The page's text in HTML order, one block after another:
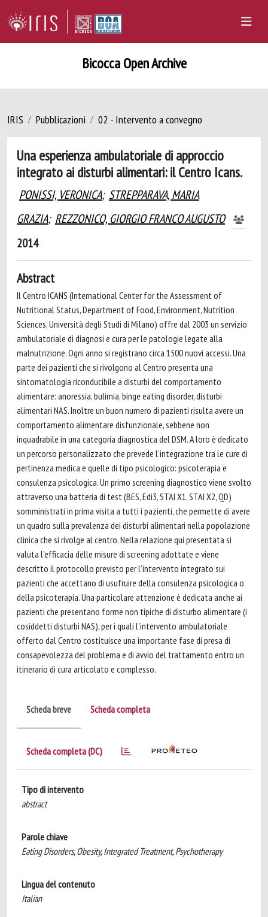
Bicocca Open Archive
IRIS Pubblicazioni 02 - Intervento a convegno
Una esperienza ambulatoriale di approccio
integrato ai disturbi alimentari: il Centro Icans.
PONISSI, VERONICA; STREPPARAVA, MARIA
GRAZIA; REZZONICO, GIORGIO FRANCO AUGUSTO
2014
Abstract
Il Centro ICANS (International Center for the Assessment of
Nutritional Status, Department of Food, Environment, Nutrition
Sciences, Università degli Studi di Milano) offre dal 2003 un servizio
ambulatoriale di diagnosi e cura per le patologie legate alla
malnutrizione. Ogni anno si registrano circa 1500 nuovi accessi. Una
parte dei pazienti che si rivolgono al Centro presenta una
sintomatologia riconducibile a disturbi del comportamento
alimentare: anoressia, bulimia, binge eating disorder, disturbi
alimentari NAS. Inoltre un buon numero di pazienti risulta avere un
comportamento alimentare disfunzionale, sebbene non
inquadrabile in una categoria diagnostica del DSM. A loro è dedicato
un percorso personalizzato che prevede l’integrazione tra le cure di
pertinenza medica e quelle di tipo psicologico: psicoterapia e
consulenza psicologica. Un primo screening diagnostico viene svolto
attraverso una batteria di test (BES, Edi3, STAI X1, STAI X2, QD)
somministrati in prima visita a tutti i pazienti, che permette di avere
un quadro sulla prevalenza dei disturbi alimentari nella popolazione
clinica che si rivolge al centro. Nella relazione qui presentata si
valuta l’efficacia delle misure di screening adottate e viene
descritto il protocollo previsto per l’intervento integrato sui
pazienti che accettano di usufruire della consulenza psicologica o
della psicoterapia. Una particolare attenzione è dedicata anche ai
pazienti che presentano forme non tipiche di disturbo alimentare (i
cosiddetti disturbi NAS), per i quali l’intervento ambulatoriale
offerto dal Centro costituisce una importante fase di presa di
consapevolezza del problema e di avvio del trattamento entro un
itinerario di cura articolato e complesso.
Scheda breve Scheda completa
Scheda completa (DC)
Tipo di intervento
abstract
Parole chiave
Eating Disorders, Obesity, Integrated Treatment, Psychotherapy
Lingua del contenuto
Italian